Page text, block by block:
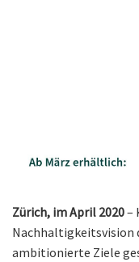
Zürich, im April 2020–
Nachhaltigkeitsvision
ambitionierte Ziele